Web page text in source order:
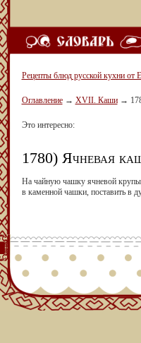
Рецепты блюд русской кухни от
Оглавление → XVII. Каши →
Это интересно:
1780) Ячневая
На чайную чашку ячневой крупы
в каменной чашки, поставить в